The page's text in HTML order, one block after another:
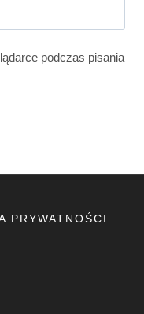
podczas pisania
PRYWATNOŚCI